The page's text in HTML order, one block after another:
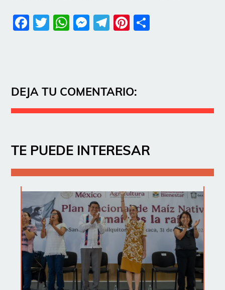
Facebook
Twitter
WhatsApp
Messenger
Telegram
Pinterest
DEJA TU COMENTARIO:
TE PUEDE INTERESAR